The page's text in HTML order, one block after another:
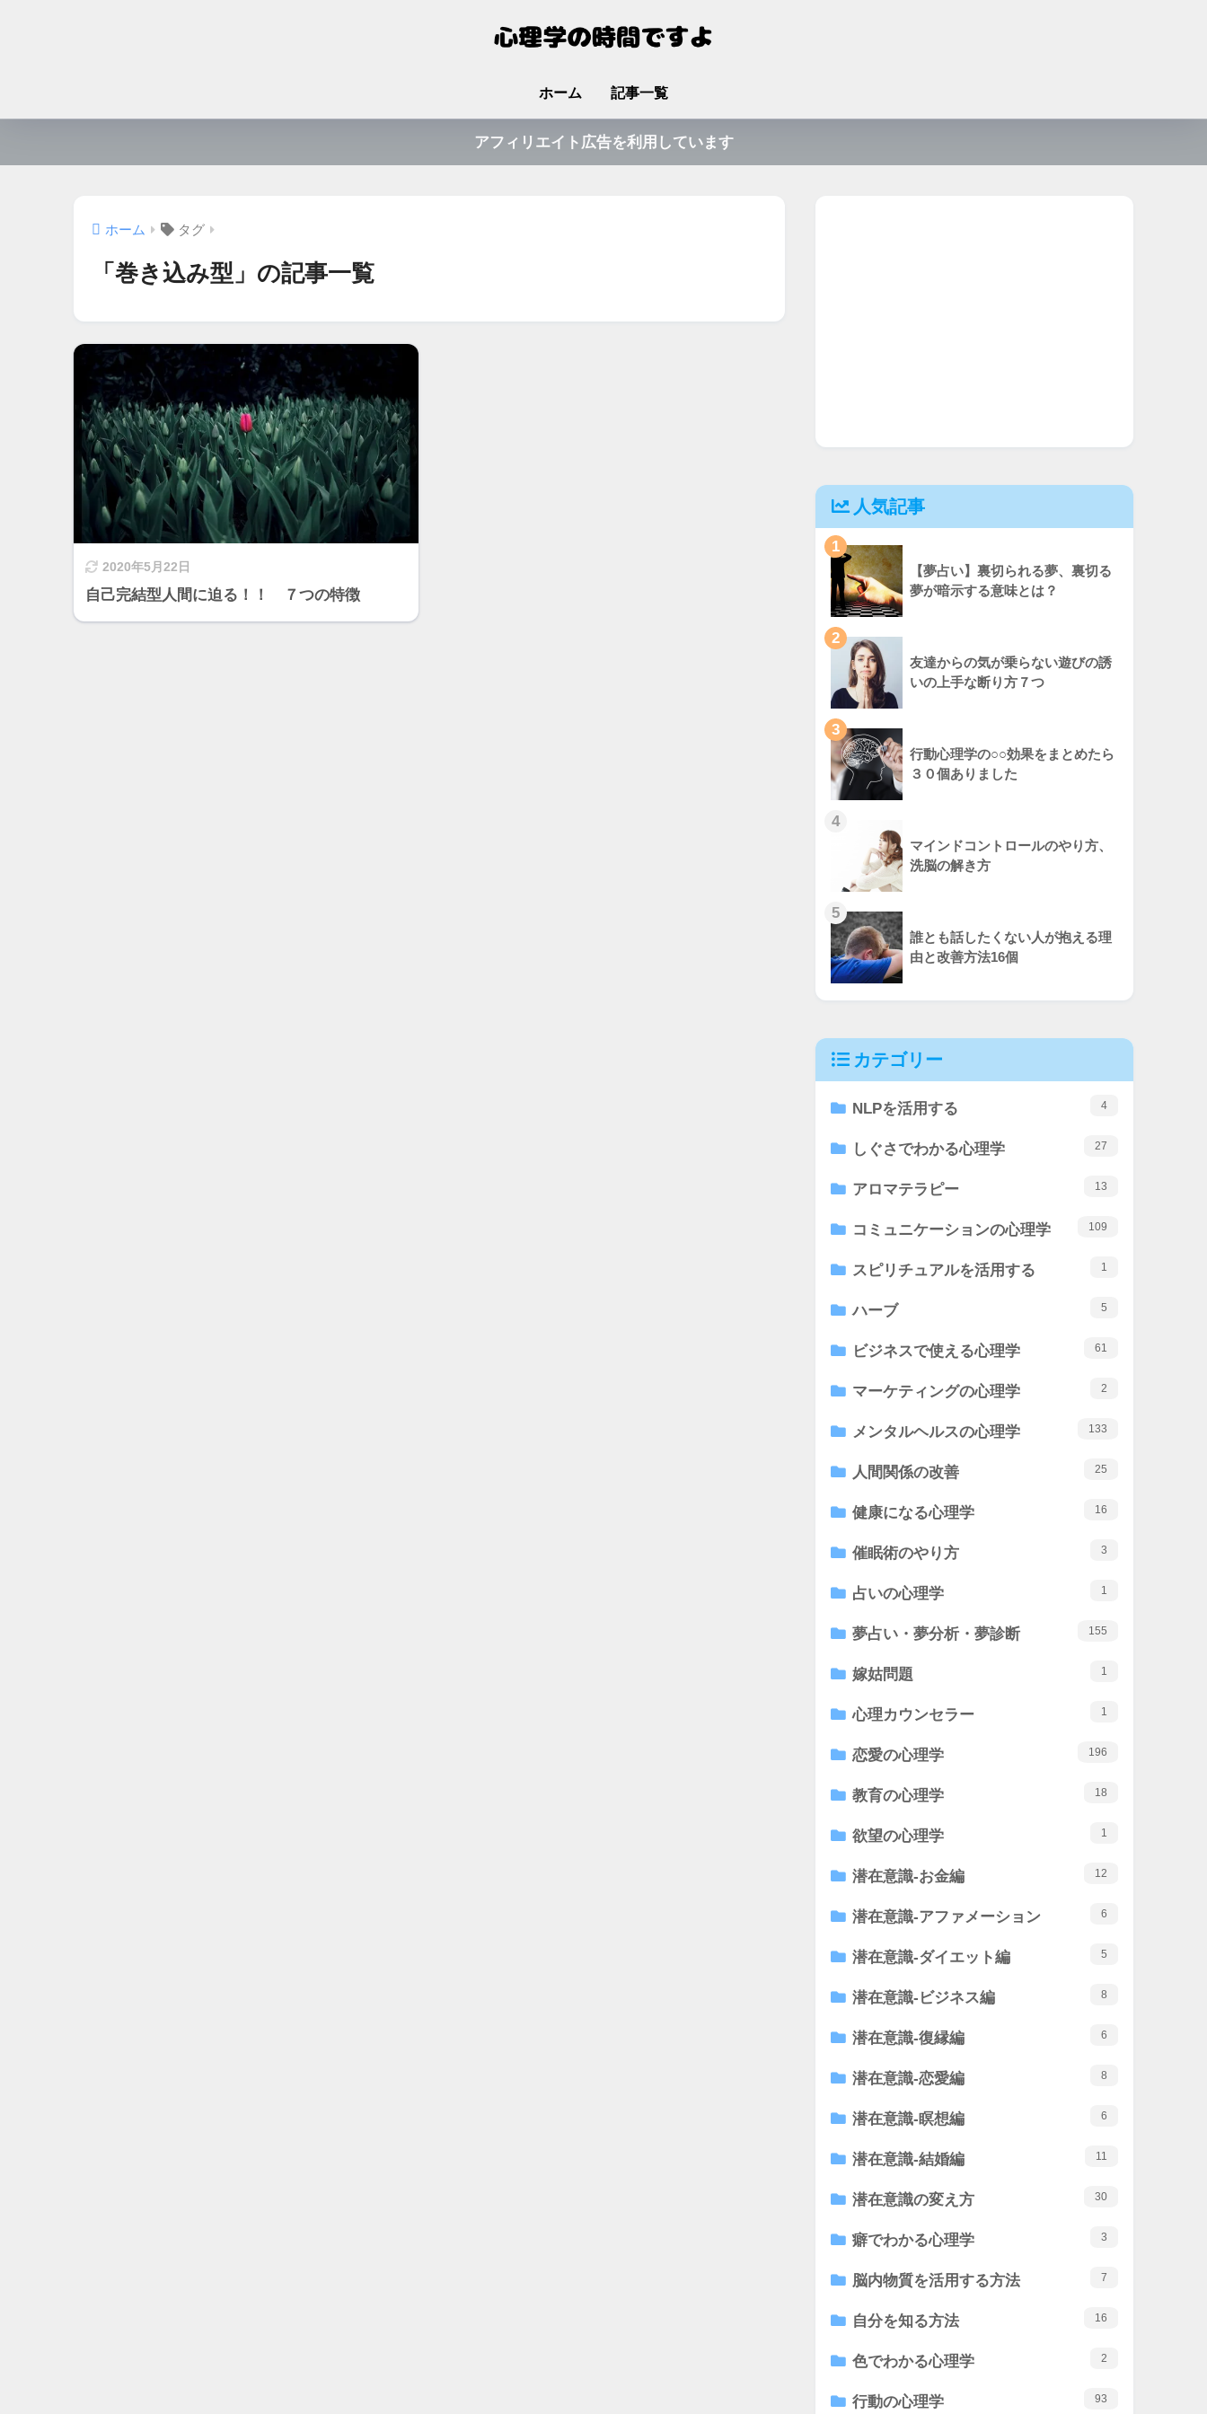
ホーム 記事一覧
アフィリエイト広告を利用しています
ホーム タグ
「巻き込み型」の記事一覧
2020年5月22日
自己完結型人間に迫る！！ ７つの特徴
人気記事
1
【夢占い】裏切られる夢、裏切る
夢が暗示する意味とは？
2
友達からの気が乗らない遊びの誘
いの上手な断り方７つ
3
行動心理学の○○効果をまとめたら
３０個ありました
4
マインドコントロールのやり方、
洗脳の解き方
5
誰とも話したくない人が抱える理
由と改善方法16個
カテゴリー
NLPを活用する 4
しぐさでわかる心理学 27
アロマテラピー 13
コミュニケーションの心理学 109
スピリチュアルを活用する 1
ハーブ 5
ビジネスで使える心理学 61
マーケティングの心理学 2
メンタルヘルスの心理学 133
人間関係の改善 25
健康になる心理学 16
催眠術のやり方 3
占いの心理学 1
夢占い・夢分析・夢診断 155
嫁姑問題 1
心理カウンセラー 1
恋愛の心理学 196
教育の心理学 18
欲望の心理学 1
潜在意識-お金編 12
潜在意識-アファメーション 6
潜在意識-ダイエット編 5
潜在意識-ビジネス編 8
潜在意識-復縁編 6
潜在意識-恋愛編 8
潜在意識-瞑想編 6
潜在意識-結婚編 11
潜在意識の変え方 30
癖でわかる心理学 3
脳内物質を活用する方法 7
自分を知る方法 16
色でわかる心理学 2
行動の心理学 93